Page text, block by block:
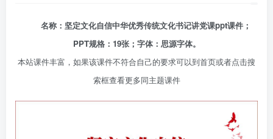
名称：坚定文化自信中华优秀传统文化书记讲党课ppt课件；
PPT规格：19张；字体：思源字体。
本站课件丰富，如果该课件不符合自己的要求可以到首页或者点击搜
索框查看更多同主题课件